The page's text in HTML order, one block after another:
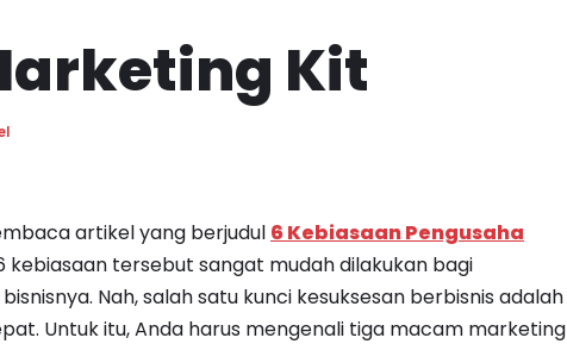
Kit
artikel yang berjudul 6 Kebiasaan Pengusaha
kebiasaan tersebut sangat mudah dilakukan bagi
Nah, salah satu kunci kesuksesan berbisnis adalah
Untuk itu, Anda harus mengenali tiga macam marketing